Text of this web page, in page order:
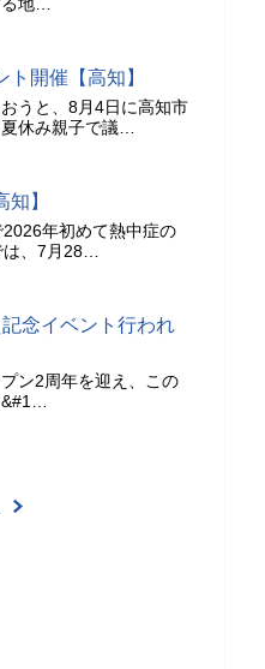
開催【高知】
うと、8月4日に高知市
休み親子で議…
】
年初めて熱中症の
、7月28…
念イベント行われ
ン2周年を迎え、この